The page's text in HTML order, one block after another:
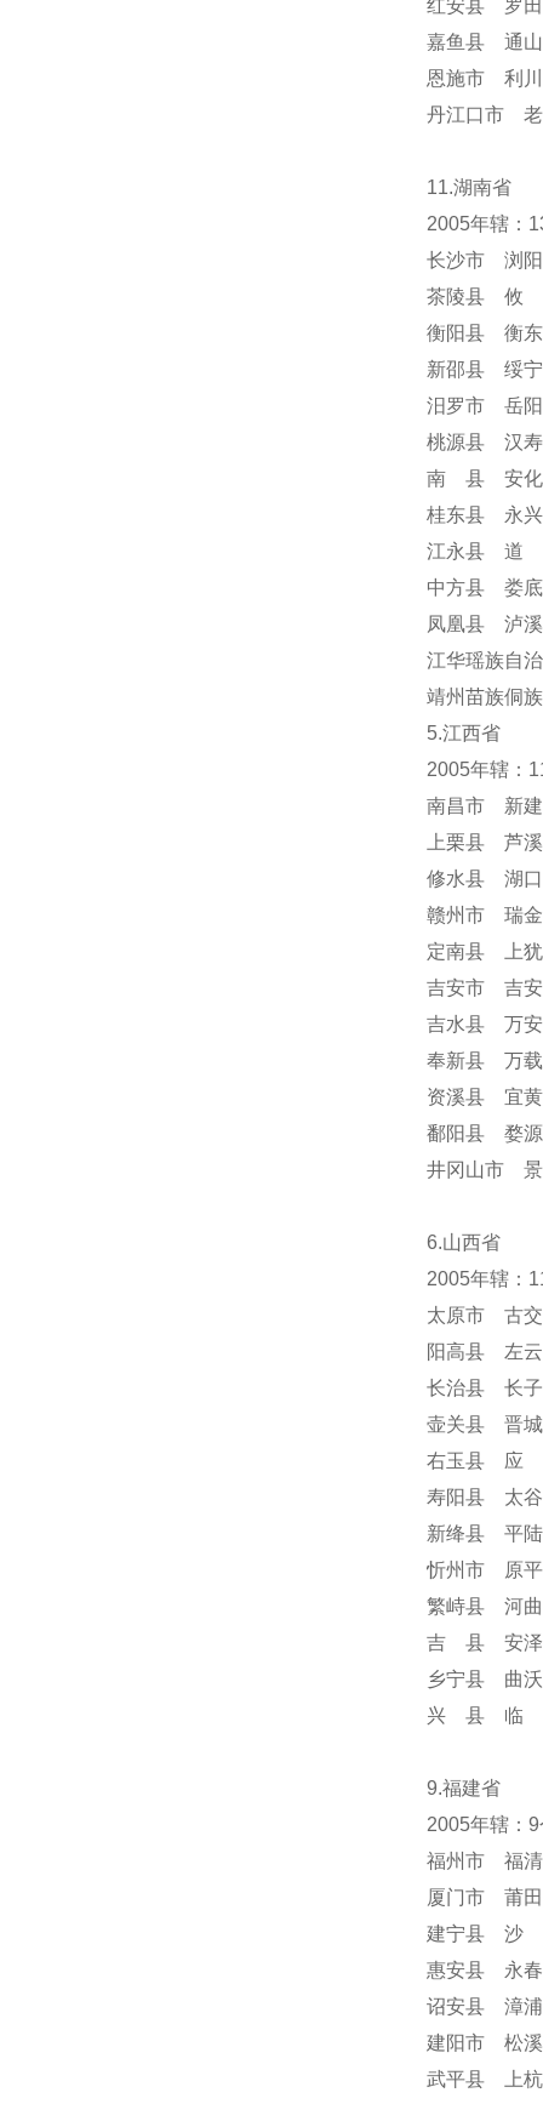
红安县 罗
嘉鱼县 通
恩施市 利
丹江口市
11.湖南省
2005年辖：
长沙市 浏
茶陵县 攸
衡阳县 衡
新邵县 绥
汨罗市 岳
桃源县 汉
南 县 安化
桂东县 永
江永县 道
中方县 娄
凤凰县 泸
江华瑶族自
靖州苗族侗
5.江西省
2005年辖：
南昌市 新
上栗县 芦
修水县 湖
赣州市 瑞
定南县 上
吉安市 吉
吉水县 万
奉新县 万
资溪县 宜
鄱阳县 婺
井冈山市 景
6.山西省
2005年辖：
太原市 古
阳高县 左
长治县 长
壶关县 晋
右玉县 应
寿阳县 太
新绛县 平
忻州市 原
繁峙县 河
吉 县 安
乡宁县 曲
兴 县 临
9.福建省
2005年辖：
福州市 福
厦门市 莆
建宁县 沙
惠安县 永
诏安县 漳
建阳市 松
武平县 上